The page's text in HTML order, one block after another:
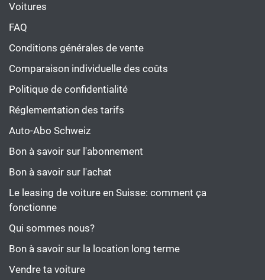
Voitures
FAQ
Conditions générales de vente
Comparaison individuelle des coûts
Politique de confidentialité
Réglementation des tarifs
Auto-Abo Schweiz
Bon à savoir sur l'abonnement
Bon à savoir sur l'achat
Le leasing de voiture en Suisse: comment ça
fonctionne
Qui sommes nous?
Bon à savoir sur la location long terme
Vendre ta voiture